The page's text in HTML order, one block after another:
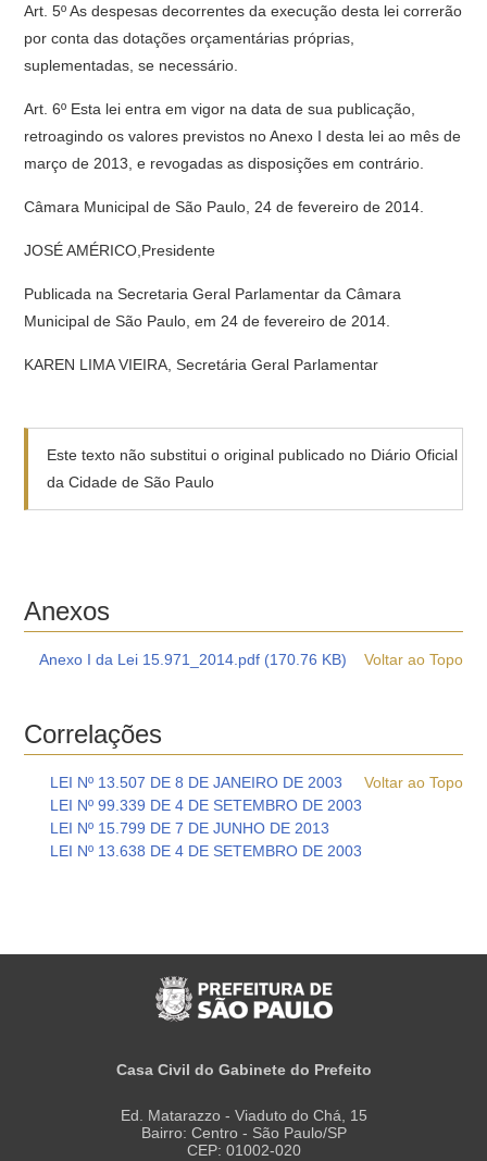
Art. 5º As despesas decorrentes da execução desta lei correrão
por conta das dotações orçamentárias próprias,
suplementadas, se necessário.
Art. 6º Esta lei entra em vigor na data de sua publicação,
retroagindo os valores previstos no Anexo I desta lei ao mês de
março de 2013, e revogadas as disposições em contrário.
Câmara Municipal de São Paulo, 24 de fevereiro de 2014.
JOSÉ AMÉRICO,Presidente
Publicada na Secretaria Geral Parlamentar da Câmara
Municipal de São Paulo, em 24 de fevereiro de 2014.
KAREN LIMA VIEIRA, Secretária Geral Parlamentar
Este texto não substitui o original publicado no Diário Oficial
da Cidade de São Paulo
Anexos
Voltar ao Topo
Anexo I da Lei 15.971_2014.pdf (170.76 KB)
Correlações
Voltar ao Topo
LEI Nº 13.507 DE 8 DE JANEIRO DE 2003
LEI Nº 99.339 DE 4 DE SETEMBRO DE 2003
LEI Nº 15.799 DE 7 DE JUNHO DE 2013
LEI Nº 13.638 DE 4 DE SETEMBRO DE 2003
Casa Civil do Gabinete do Prefeito
Ed. Matarazzo - Viaduto do Chá, 15
Bairro: Centro - São Paulo/SP
CEP: 01002-020